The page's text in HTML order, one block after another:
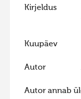
Liikuvad
Hiite
Hiite
Kirjeldus
Kuupäev
Autor
Autor annab